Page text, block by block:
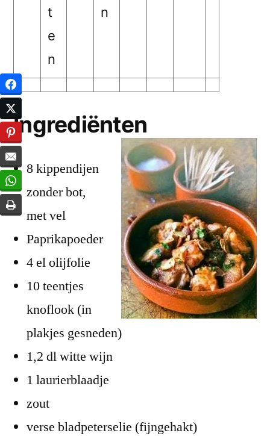
t
e
n
n
Ingrediënten
8 kippendijen
zonder bot,
met vel
Paprikapoeder
4 el olijfolie
10 teentjes
knoflook (in
plakjes gesneden)
1,2 dl witte wijn
1 laurierblaadje
zout
verse bladpeterselie (fijngehakt)